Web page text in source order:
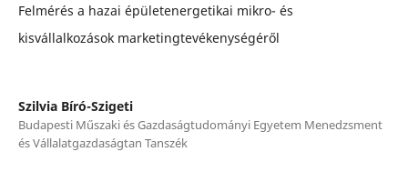
Felmérés a hazai épületenergetikai mikro- és
kisvállalkozások marketingtevékenységéről
Szilvia Bíró-Szigeti
Budapesti Műszaki és Gazdaságtudományi Egyetem Menedzsment
és Vállalatgazdaságtan Tanszék